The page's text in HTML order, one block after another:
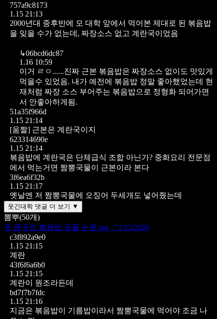
757a9c8173
1.15 21:13
2000년대 중후반에 모 대학 앞에서 먹어본 제대로 된 볶음밥
을 잊을 수가 없는데, 짜장소스 없고 계란국이었음
↳06bcd6dc87
1.16 10:59
이거 ㄹㅇ......진짜 근본 볶음밥은 짜장소스 없이도 맛있게
먹을수 있었음. 내가 예전에 볶음밥 정말 좋아했었는데 현
재처럼 짜장 소스 부어주는 볶음밥으로 정형화 되어가면
서 안좋아하게됨.
51a35f966d
1.15 21:14
[움짤] 근본은 계란국이지
623314690e
1.15 21:14
볶음밥에 계란국은 단체급식 조합 아닌가? 중화요리 전문점
에서 먹는거면 짬뽕국물이 근본이라 본다
3f6ea6f32b
1.15 21:17
옛날엔 저 짬뽕국물에 오징어 두세개도 넣어줬는데
웃긴대학 댓글 더 보기 ▼
뽐뿌(50개)
📄 중국집 볶음밥 국물 논쟁.jpg ↗ 1/15/2026
c3f892a9e0
1.15 21:15
계란
43f6f6a6b0
1.15 21:15
계란이 원조라든데
bd7f7b7fdc
1.15 21:16
지금은 볶음밥이 기름밥이라서 짬뽕국물에 먹어야 조금 나